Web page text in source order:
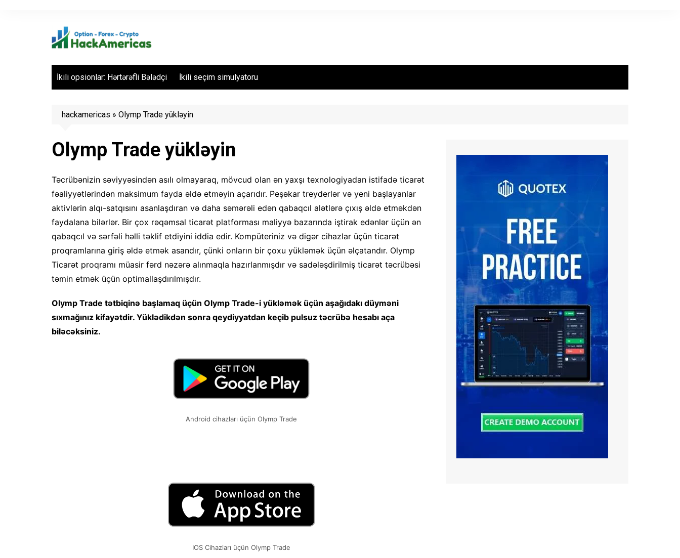
İkili opsionlar: Hərtərəfli Bələdçi İkili seçim simulyatoru
hackamericas » Olymp Trade yükləyin
Olymp Trade yükləyin
Təcrübənizin səviyyəsindən asılı olmayaraq, mövcud olan ən yaxşı texnologiyadan istifadə ticarət
fəaliyyətlərindən maksimum fayda əldə etməyin açarıdır. Peşəkar treyderlər və yeni başlayanlar
aktivlərin alqı-satqısını asanlaşdıran və daha səmərəli edən qabaqcıl alətlərə çıxış əldə etməkdən
faydalana bilərlər. Bir çox rəqəmsal ticarət platforması maliyyə bazarında iştirak edənlər üçün ən
qabaqcıl və sərfəli həlli təklif etdiyini iddia edir. Kompüteriniz və digər cihazlar üçün ticarət
proqramlarına giriş əldə etmək asandır, çünki onların bir çoxu yükləmək üçün əlçatandır. Olymp
Ticarət proqramı müasir fərd nəzərə alınmaqla hazırlanmışdır və sadələşdirilmiş ticarət təcrübəsi
təmin etmək üçün optimallaşdırılmışdır.
Olymp Trade tətbiqinə başlamaq üçün Olymp Trade-i yükləmək üçün aşağıdakı düyməni
sıxmağınız kifayətdir. Yüklədikdən sonra qeydiyyatdan keçib pulsuz təcrübə hesabı aça
biləcəksiniz.
Android cihazları üçün Olymp Trade
IOS Cihazları üçün Olymp Trade